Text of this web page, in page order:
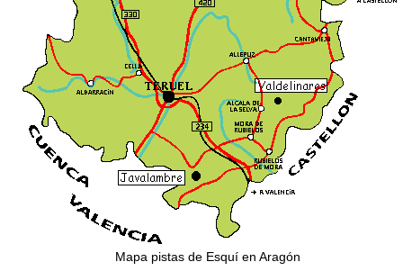
Mapa pistas de Esquí en Aragón